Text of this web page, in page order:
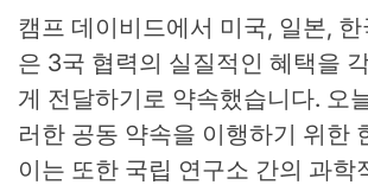
캠프 데이비드에서 미국, 일본,
은 3국 협력의 실질적인 혜택을
게 전달하기로 약속했습니다. 오
러한 공동 약속을 이행하기 위한
이는 또한 국립 연구소 간의 과학